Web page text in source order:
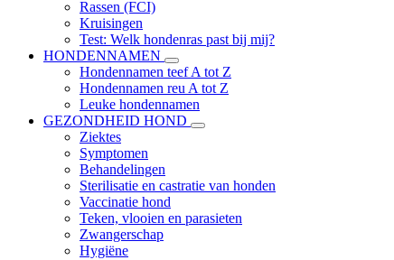
Rassen (FCI)
Kruisingen
Test: Welk hondenras past bij mij?
HONDENNAMEN
Hondennamen teef A tot Z
Hondennamen reu A tot Z
Leuke hondennamen
GEZONDHEID HOND
Ziektes
Symptomen
Behandelingen
Sterilisatie en castratie van honden
Vaccinatie hond
Teken, vlooien en parasieten
Zwangerschap
Hygiëne